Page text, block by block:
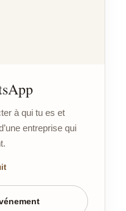
à qui tu es et
entreprise qui